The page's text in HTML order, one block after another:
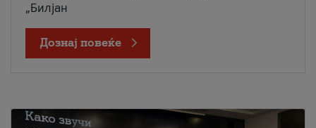
„Билјан
Дознај повеќе